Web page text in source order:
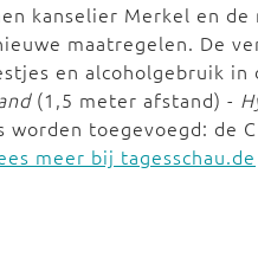
kanselier Merkel en
maatregelen. De
en alcoholgebruik in
(1,5 meter afstand) -
toegevoegd: de
meer bij tagesschau.de